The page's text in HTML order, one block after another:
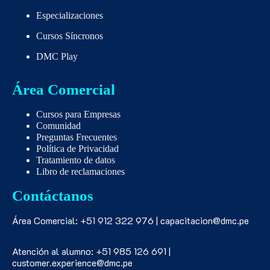
Especializaciones
Cursos Síncronos
DMC Play
Área Comercial
Cursos para Empresas
Comunidad
Preguntas Frecuentes
Política de Privacidad
Tratamiento de datos
Libro de reclamaciones
Contáctanos
Área Comercial: +51 912 322 976 | capacitacion@dmc.pe
Atención al alumno: +51 985 126 691 |
customer.experience@dmc.pe